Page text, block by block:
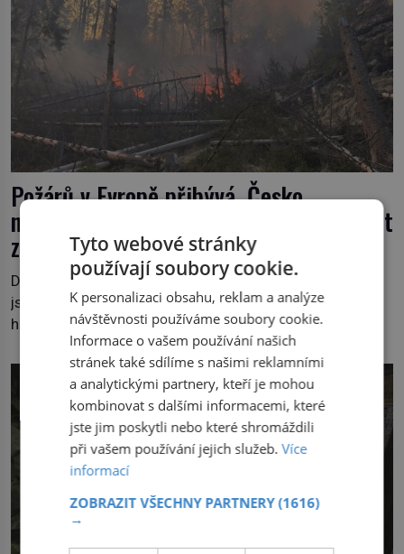
Požárů v Evropě přibývá, Česko
nevyjímaje. Do roku 2100 se jejich počet
zdvojnásobí
Do Českého Švýcarska se vrátil oheň. Plameny z jara
jsou sice bezpečně uhašeny, znovu ale vzplály varovné
hlasy volající po krocích, které by vzrůstající riziko
lesních požárů do budoucna minimalizovaly. Lesní
požáry už nejsou problémem pouze vzdáleného
Středomoří. S oteplujícím se klimatem, vysušenou
krajinou a desetiletími lidských zásahů se z nich stává
nový evropský normál […]
Tyto webové stránky
používají soubory cookie.
K personalizaci obsahu, reklam a analýze
návštěvnosti používáme soubory cookie.
Informace o vašem používání našich
stránek také sdílíme s našimi reklamními
a analytickými partnery, kteří je mohou
kombinovat s dalšími informacemi, které
jste jim poskytli nebo které shromáždili
při vašem používání jejich služeb.Více
informací
ZOBRAZIT VŠECHNY PARTNERY(1616)
→